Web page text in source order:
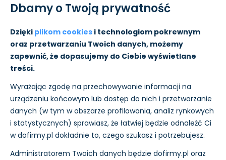
Pomoc
O nas
Płatności i wysyłkę w sklepie realizujemy:
Dbamy o Twoją prywatność
Dzięki plikom cookies i technologiom pokrewnym
oraz przetwarzaniu Twoich danych, możemy
zapewnić, że dopasujemy do Ciebie wyświetlane
treści.
Wyrażając zgodę na przechowywanie informacji na
urządzeniu końcowym lub dostęp do nich i przetwarzanie
danych (w tym w obszarze profilowania, analiz rynkowych
i statystycznych) sprawiasz, że łatwiej będzie odnaleźć Ci
w dofirmy.pl dokładnie to, czego szukasz i potrzebujesz.
Administratorem Twoich danych będzie dofirmy.pl oraz